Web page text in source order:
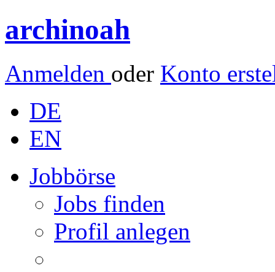
archinoah
Anmelden oder Konto
DE
EN
Jobbörse
Jobs finden
Profil anlegen